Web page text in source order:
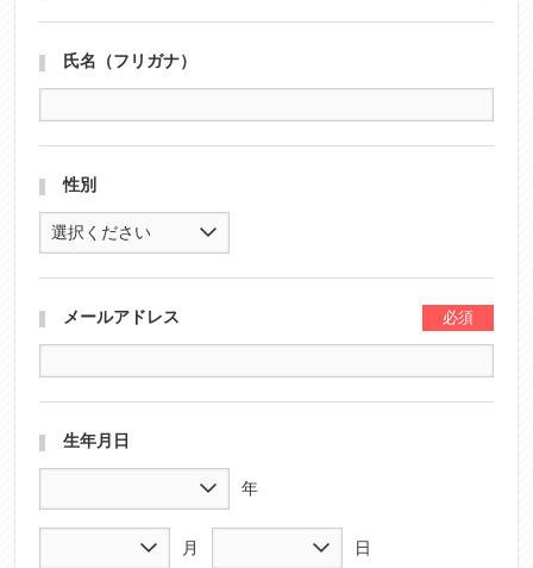
氏名（フリガナ）
性別
選択ください
メールアドレス
生年月日
年
月 日